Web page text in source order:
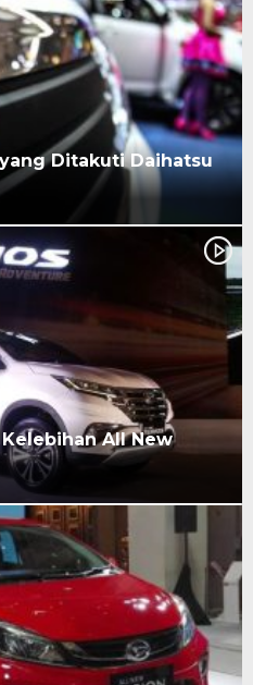
Ditakuti Daihatsu
All New